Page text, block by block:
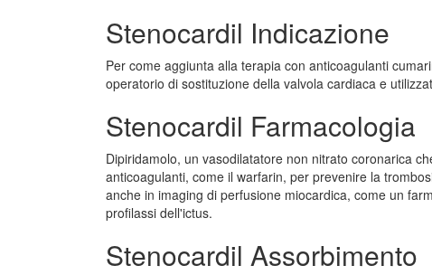
Stenocardil Indicazione
Per come aggiunta alla terapia con anticoagulanti
operatorio di sostituzione della valvola cardiaca e
Stenocardil Farmacologia
Dipiridamolo, un vasodilatatore non nitrato coronarica
anticoagulanti, come il warfarin, per prevenire la
anche in imaging di perfusione miocardica, come un
profilassi dell'ictus.
Stenocardil Assorbimento